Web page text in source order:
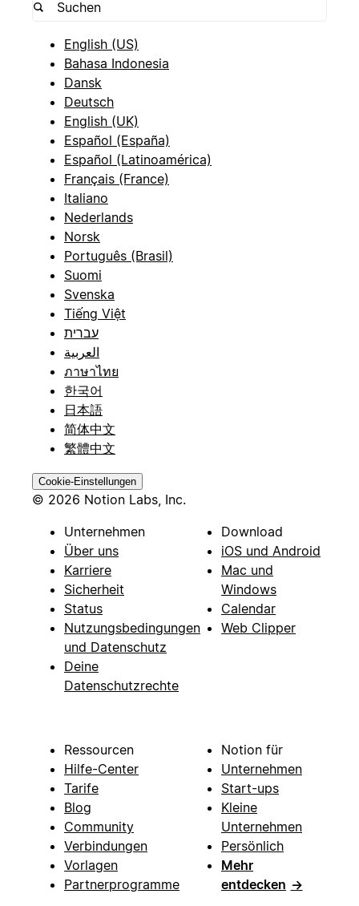
English (US)
Bahasa Indonesia
Dansk
Deutsch
English (UK)
Español (España)
Español (Latinoamérica)
Français (France)
Italiano
Nederlands
Norsk
Português (Brasil)
Suomi
Svenska
Tiếng Việt
עברית
العربية
ภาษาไทย
한국어
日本語
简体中文
繁體中文
Cookie-Einstellungen
© 2026 Notion Labs, Inc.
Unternehmen
Über uns
Karriere
Sicherheit
Status
Nutzungsbedingungen
und Datenschutz
Deine
Datenschutzrechte
Download
iOS und Android
Mac und
Windows
Calendar
Web Clipper
Ressourcen
Hilfe-Center
Tarife
Blog
Community
Verbindungen
Vorlagen
Partnerprogramme
Notion für
Unternehmen
Start-ups
Kleine
Unternehmen
Persönlich
Mehr
entdecken →